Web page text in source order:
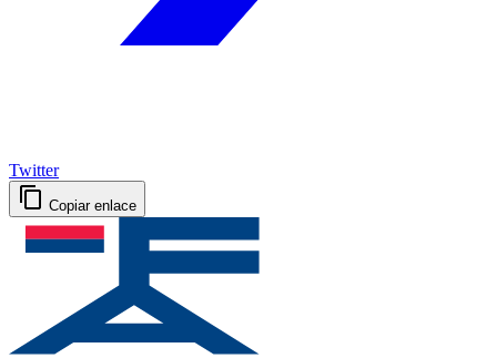
Twitter
Copiar enlace